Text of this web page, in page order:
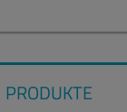
PRODUKTE